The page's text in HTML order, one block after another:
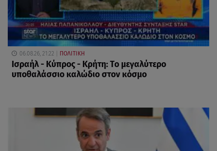
06.08.26, 21:22 ΠΟΛΙΤΙΚΗ
Ισραήλ - Κύπρος - Κρήτη: Το μεγαλύτερο
υποθαλάσσιο καλώδιο στον κόσμο